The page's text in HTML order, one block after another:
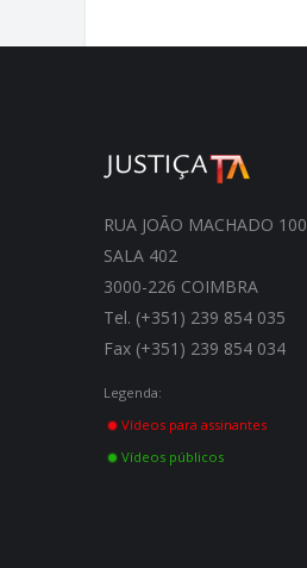
RUA JOÃO MACHADO 100
SALA 402
3000-226 COIMBRA
Tel. (+351) 239 854 035
Fax (+351) 239 854 034
Legenda:
Vídeos para assinantes
Vídeos públicos